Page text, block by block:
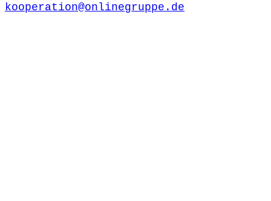
kooperation@onlinegruppe.de